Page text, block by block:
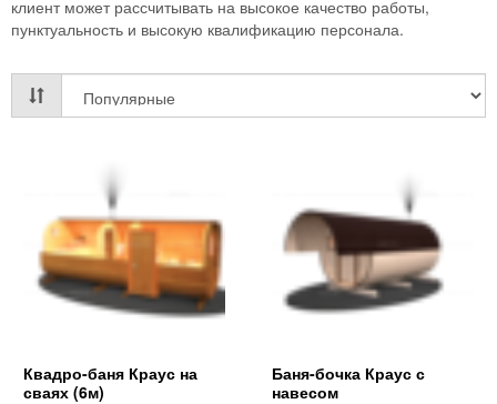
клиент может рассчитывать на высокое качество работы,
пунктуальность и высокую квалификацию персонала.
Квадро-баня Краус на
сваях (6м)
Баня-бочка Краус с
навесом